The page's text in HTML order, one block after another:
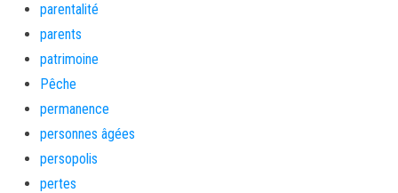
parentalité
parents
patrimoine
Pêche
permanence
personnes âgées
persopolis
pertes